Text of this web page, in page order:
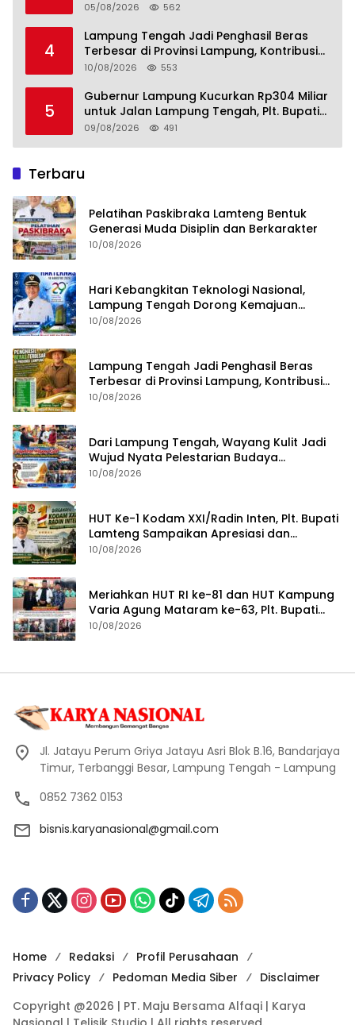
05/08/2026 562
4
Lampung Tengah Jadi Penghasil Beras
Terbesar di Provinsi Lampung, Kontribusi
Nyata untuk Swasembada Pangan
10/08/2026 553
5
Gubernur Lampung Kucurkan Rp304 Miliar
untuk Jalan Lampung Tengah, Plt. Bupati
Komang Koheri Apresiasi
09/08/2026 491
Terbaru
Pelatihan Paskibraka Lamteng Bentuk
Generasi Muda Disiplin dan Berkarakter
10/08/2026
Hari Kebangkitan Teknologi Nasional,
Lampung Tengah Dorong Kemajuan
Berbasis Inovasi
10/08/2026
Lampung Tengah Jadi Penghasil Beras
Terbesar di Provinsi Lampung, Kontribusi
Nyata untuk Swasembada Pangan
10/08/2026
Dari Lampung Tengah, Wayang Kulit Jadi
Wujud Nyata Pelestarian Budaya
Nusantara
10/08/2026
HUT Ke-1 Kodam XXI/Radin Inten, Plt. Bupati
Lamteng Sampaikan Apresiasi dan
Harapan untuk TNI
10/08/2026
Meriahkan HUT RI ke-81 dan HUT Kampung
Varia Agung Mataram ke-63, Plt. Bupati
Lampung Tengah Hadiri Pagelaran Wayang
10/08/2026
Jl. Jatayu Perum Griya Jatayu Asri Blok B.16, Bandarjaya
Timur, Terbanggi Besar, Lampung Tengah - Lampung
0852 7362 0153
bisnis.karyanasional@gmail.com
Home Redaksi
Profil Perusahaan
Privacy Policy
Pedoman Media Siber
Disclaimer
Copyright @2026 | PT. Maju Bersama Alfaqi | Karya